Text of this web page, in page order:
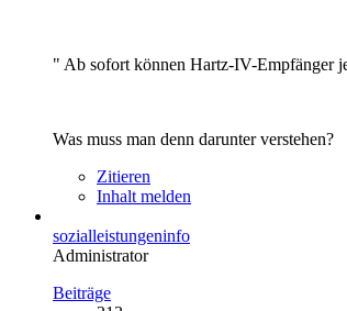
" Ab sofort können Hartz-IV-Empfänger
Was muss man denn darunter verstehen?
Zitieren
Inhalt melden
sozialleistungeninfo
Administrator
Beiträge